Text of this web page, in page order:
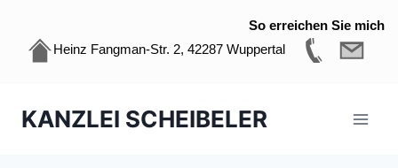
So erreichen Sie mich
Heinz Fangman-Str. 2, 42287 Wuppertal
InhaltKANZLEI SCHEIBELER